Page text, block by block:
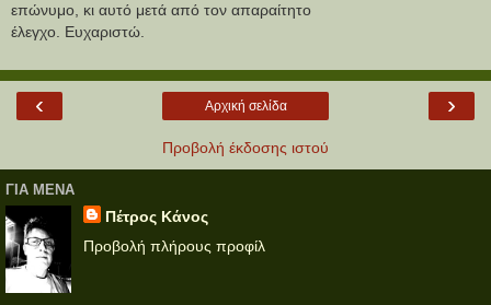
επώνυμο, κι αυτό μετά από τον απαραίτητο
έλεγχο. Ευχαριστώ.
‹ ›
Αρχική σελίδα
Προβολή έκδοσης ιστού
ΓΙΑ ΜΕΝΑ
Πέτρος Κάνος
Προβολή πλήρους προφίλ